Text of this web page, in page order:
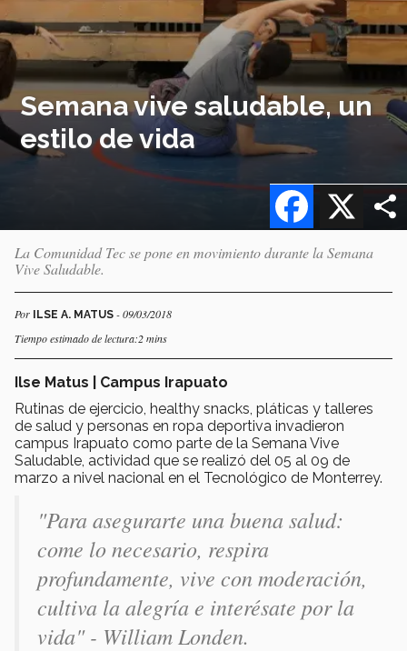
Semana vive saludable, un
estilo de vida
X
Facebook
La Comunidad Tec se pone en movimiento durante la Semana
Vive Saludable.
Por ILSE A. MATUS - 09/03/2018
Tiempo estimado de lectura:2 mins
Ilse Matus | Campus Irapuato
Rutinas de ejercicio, healthy snacks, pláticas y talleres
de salud y personas en ropa deportiva invadieron
campus Irapuato como parte de la Semana Vive
Saludable, actividad que se realizó del 05 al 09 de
marzo a nivel nacional en el Tecnológico de Monterrey.
"Para asegurarte una buena salud:
come lo necesario, respira
profundamente, vive con moderación,
cultiva la alegría e interésate por la
vida" - William Londen.